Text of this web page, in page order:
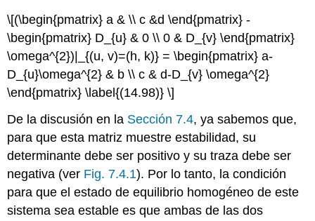
\[(\begin{pmatrix} a & \\ c &d \end{pmatrix} -
\begin{pmatrix} D_{u} & 0 \\ 0 & D_{v} \end{pmatrix}
\omega^{2})|_{(u, v)=(h, k)} = \begin{pmatrix} a-
D_{u}\omega^{2} & b \\ c & d-D_{v} \omega^{2}
\end{pmatrix} \label{(14.98)} \]
De la discusión en la Sección 7.4, ya sabemos que,
para que esta matriz muestre estabilidad, su
determinante debe ser positivo y su traza debe ser
negativa (ver Fig. 7.4.1). Por lo tanto, la condición
para que el estado de equilibrio homogéneo de este
sistema sea estable es que ambas de las dos